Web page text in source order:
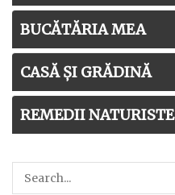
BUCĂTĂRIA MEA
CASĂ ȘI GRĂDINĂ
REMEDII NATURISTE